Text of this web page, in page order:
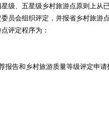
、五星级乡村旅游点原则上从
员会组织评定，并报省乡村旅游
评定程序为：
告和乡村旅游质量等级评定申请